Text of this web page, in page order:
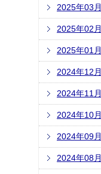
2025年03月
2025年02月
2025年01月
2024年12月
2024年11月
2024年10月
2024年09月
2024年08月